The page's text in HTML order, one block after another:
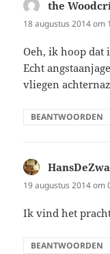
the
18 augustus 2014 om
Oeh, ik hoop dat
Echt
vliegen
BEANTWOORDEN
19 augustus 2014 om
Ik vind het
BEANTWOORDEN